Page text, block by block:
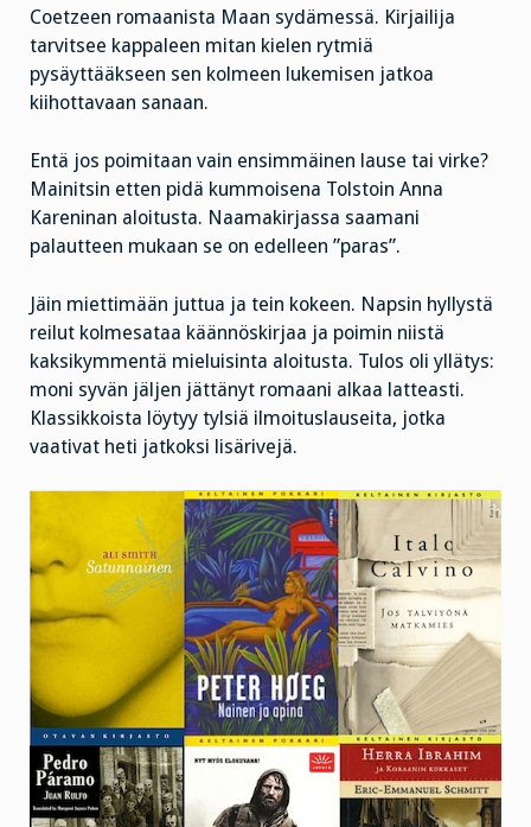
Coetzeen romaanista Maan sydämessä. Kirjailija
tarvitsee kappaleen mitan kielen rytmiä
pysäyttääkseen sen kolmeen lukemisen jatkoa
kiihottavaan sanaan.
Entä jos poimitaan vain ensimmäinen lause tai virke?
Mainitsin etten pidä kummoisena Tolstoin Anna
Kareninan aloitusta. Naamakirjassa saamani
palautteen mukaan se on edelleen ”paras”.
Jäin miettimään juttua ja tein kokeen. Napsin hyllystä
reilut kolmesataa käännöskirjaa ja poimin niistä
kaksikymmentä mieluisinta aloitusta. Tulos oli yllätys:
moni syvän jäljen jättänyt romaani alkaa latteasti.
Klassikkoista löytyy tylsiä ilmoituslauseita, jotka
vaativat heti jatkoksi lisärivejä.